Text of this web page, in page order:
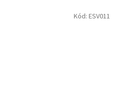
Kód: ESV011